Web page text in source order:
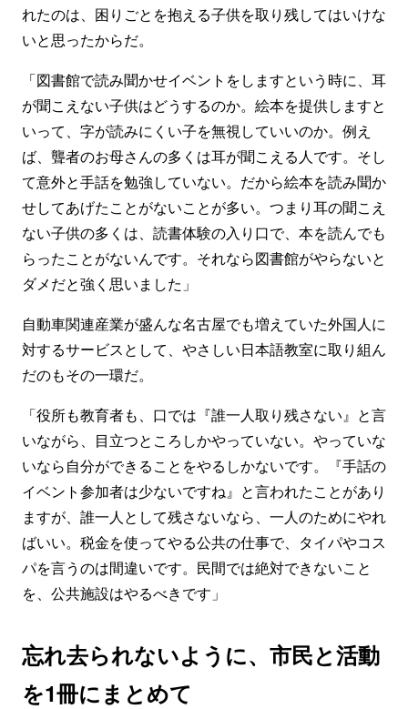
れたのは、困りごとを抱える子供を取り残してはいけな
いと思ったからだ。
「図書館で読み聞かせイベントをしますという時に、耳
が聞こえない子供はどうするのか。絵本を提供しますと
いって、字が読みにくい子を無視していいのか。例え
ば、聾者のお母さんの多くは耳が聞こえる人です。そし
て意外と手話を勉強していない。だから絵本を読み聞か
せしてあげたことがないことが多い。つまり耳の聞こえ
ない子供の多くは、読書体験の入り口で、本を読んでも
らったことがないんです。それなら図書館がやらないと
ダメだと強く思いました」
自動車関連産業が盛んな名古屋でも増えていた外国人に
対するサービスとして、やさしい日本語教室に取り組ん
だのもその一環だ。
「役所も教育者も、口では『誰一人取り残さない』と言
いながら、目立つところしかやっていない。やっていな
いなら自分ができることをやるしかないです。『手話の
イベント参加者は少ないですね』と言われたことがあり
ますが、誰一人として残さないなら、一人のためにやれ
ばいい。税金を使ってやる公共の仕事で、タイパやコス
パを言うのは間違いです。民間では絶対できないこと
を、公共施設はやるべきです」
忘れ去られないように、市民と活動
を1冊にまとめて